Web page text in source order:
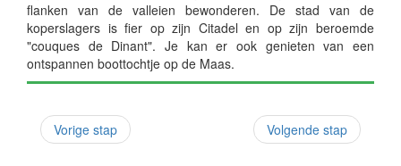
flanken van de valleien bewonderen. De stad van de
koperslagers is fier op zijn Citadel en op zijn beroemde
"couques de Dinant". Je kan er ook genieten van een
ontspannen boottochtje op de Maas.
Vorige stap Volgende stap